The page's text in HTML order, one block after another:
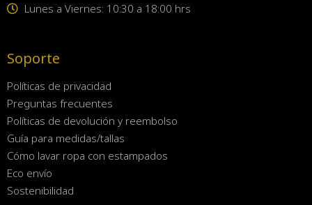
Lunes a Viernes: 10:30 a 18:00 hrs
Soporte
Políticas de privacidad
Preguntas frecuentes
Políticas de devolución y reembolso
Guía para medidas/tallas
Cómo lavar ropa con estampados
Eco envío
Sostenibilidad